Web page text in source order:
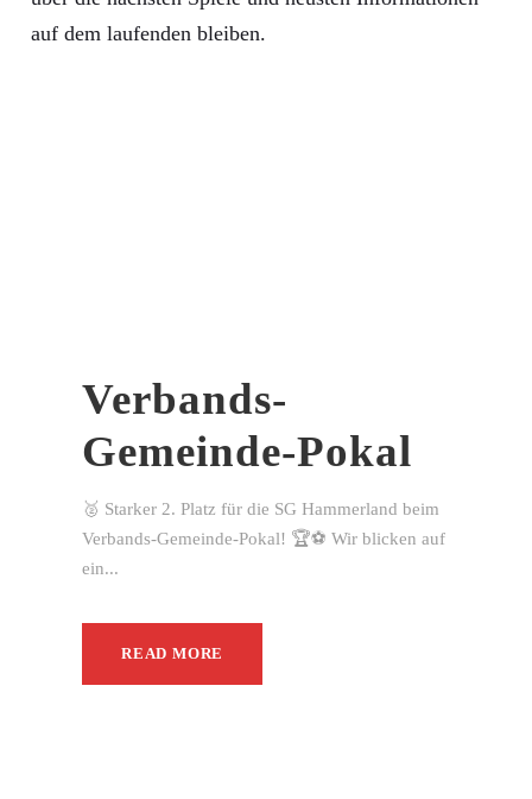
auf dem laufenden bleiben.
Verbands-
Gemeinde-Pokal
🥈 Starker 2. Platz für die SG Hammerland beim
Verbands-Gemeinde-Pokal! 🏆⚽ Wir blicken auf
ein...
READ MORE